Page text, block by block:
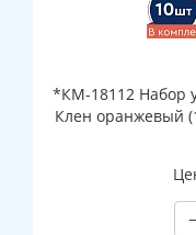
*КМ-18112 Набор
Клен оранжевый
−